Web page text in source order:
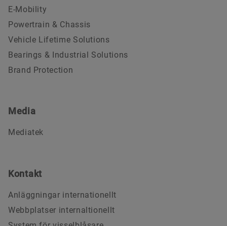
E-Mobility
Powertrain & Chassis
Vehicle Lifetime Solutions
Bearings & Industrial Solutions
Brand Protection
Media
Mediatek
Kontakt
Anläggningar internationellt
Webbplatser internaltionellt